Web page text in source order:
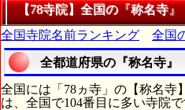
【78寺院】全国の『称名寺
全国寺院名前ランキング
全国
全都道府県の『称名寺』
全国には「78ヵ寺」の【称名寺
は、全国で104番目に多い寺院で